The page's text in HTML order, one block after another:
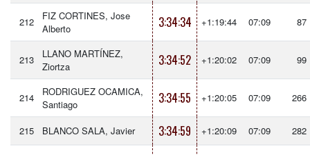
212
FIZ CORTINES, Jose
Alberto
3:34:34 +1:19:44 07:09 87
213
LLANO MARTÍNEZ,
Ziortza
3:34:52 +1:20:02 07:09 99
214
RODRIGUEZ OCAMICA,
Santiago
3:34:55 +1:20:05 07:09 266
215 BLANCO SALA, Javier 3:34:59 +1:20:09 07:09 282